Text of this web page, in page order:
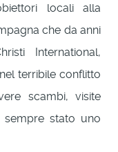
locali alla
che da anni
International,
terribile conflitto
scambi, visite
sempre stato uno